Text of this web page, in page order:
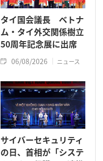
タイ国会議長 ベトナ
ム・タイ外交関係樹立
50周年記念展に出席
06/08/2026 ニュース
サイバーセキュリティ
の日、首相が「システ